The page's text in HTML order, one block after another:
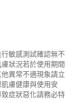
敏感測試確認無不
狀況若於使用期間
異常不適現象請立
膚健康與使用安
症狀惡化請務必特